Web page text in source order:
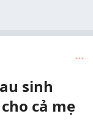
sinh
cả mẹ